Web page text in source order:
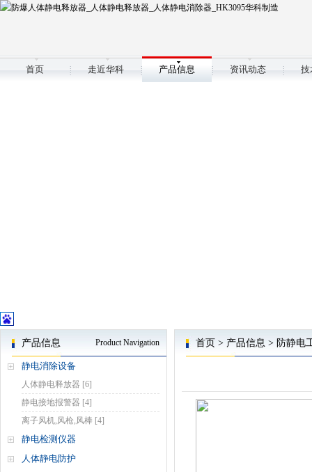
首页 走近华科 产品信息 资讯动态 技
产品信息 Product Navigation
静电消除设备
人体静电释放器 [6]
静电接地报警器 [4]
离子风机,风枪,风棒 [4]
静电检测仪器
人体静电防护
首页 > 产品信息 > 防静电